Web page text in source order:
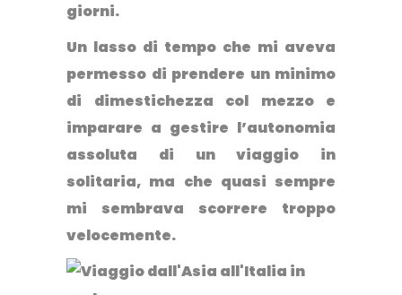
giorni.
Un lasso di tempo che mi aveva
permesso di prendere un minimo
di dimestichezza col mezzo e
imparare a gestire l’autonomia
assoluta di un viaggio in
solitaria, ma che quasi sempre
mi sembrava scorrere troppo
velocemente.